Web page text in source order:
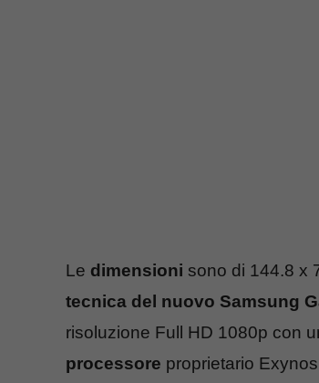
Le dimensioni sono di 144.8 x
tecnica del nuovo Samsung
risoluzione Full HD 1080p con
processore proprietario